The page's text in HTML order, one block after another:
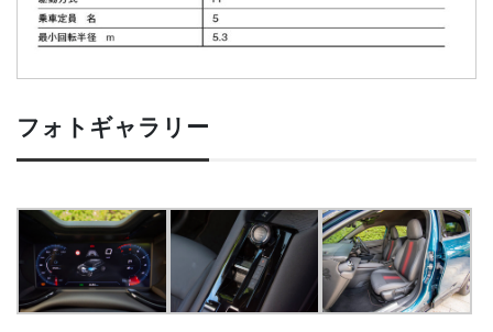
フォトギャラリー